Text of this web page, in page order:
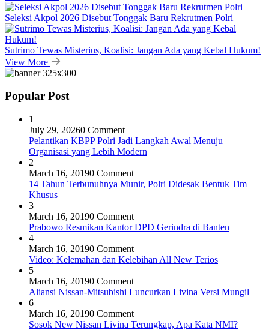
Seleksi Akpol 2026 Disebut Tonggak Baru Rekrutmen Polri
Sutrimo Tewas Misterius, Koalisi: Jangan Ada yang Kebal Hukum!
View More
Popular Post
1
July 29, 20260 Comment
Pelantikan KBPP Polri Jadi Langkah Awal Menuju
Organisasi yang Lebih Modern
2
March 16, 20190 Comment
14 Tahun Terbunuhnya Munir, Polri Didesak Bentuk Tim
Khusus
3
March 16, 20190 Comment
Prabowo Resmikan Kantor DPD Gerindra di Banten
4
March 16, 20190 Comment
Video: Kelemahan dan Kelebihan All New Terios
5
March 16, 20190 Comment
Aliansi Nissan-Mitsubishi Luncurkan Livina Versi Mungil
6
March 16, 20190 Comment
Sosok New Nissan Livina Terungkap, Apa Kata NMI?